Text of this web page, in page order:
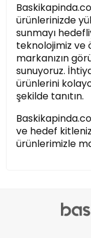
ürünlerinizde
sunmayı
teknolojimiz ve
markanızın
sunuyoruz.
ürünlerini
şekilde tanıtın.
ve hedef
ürünlerimizle